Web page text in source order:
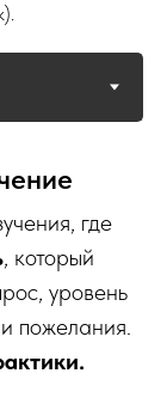
где
, который
уровень
пожелания.